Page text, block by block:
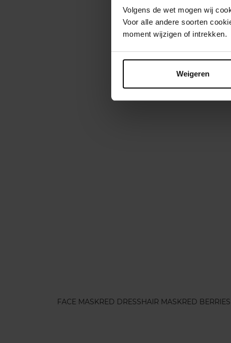
Volgens de wet mogen wij
Voor alle andere soorten
moment wijzigen of intrekken.
Weigeren
FACE MASKRED DRESSHAIR MASKRED BERRIES